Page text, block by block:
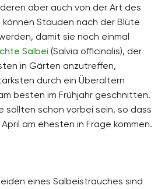
aber auch von der Art des
können Stauden nach der Blüte
damit sie noch einmal
Salbei (Salvia officinalis), der
in Gärten anzutreffen,
durch ein Überaltern
besten im Frühjahr geschnitten.
sollten schon vorbei sein, so dass
am ehesten in Frage kommen.
eines Salbeistrauches sind